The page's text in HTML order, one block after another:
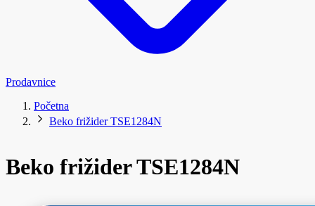
Prodavnice
Početna
Beko frižider TSE1284N
Beko frižider TSE1284N